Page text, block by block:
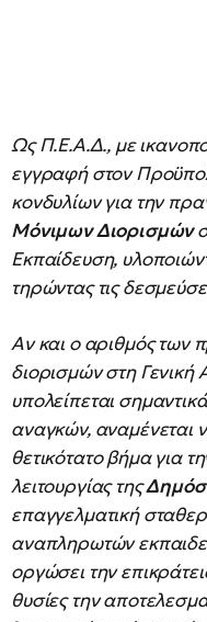
Ως Π.Ε.Α.Δ., με
εγγραφή στον
κονδυλίων για την
Μόνιμων Διορισμών
Εκπαίδευση,
τηρώντας τις
Αν και ο αριθμός των
διορισμών στη
υπολείπεται
αναγκών, αναμένεται
θετικότατο βήμα για
λειτουργίας της
επαγγελματική
αναπληρωτών
οργώσει την
θυσίες την